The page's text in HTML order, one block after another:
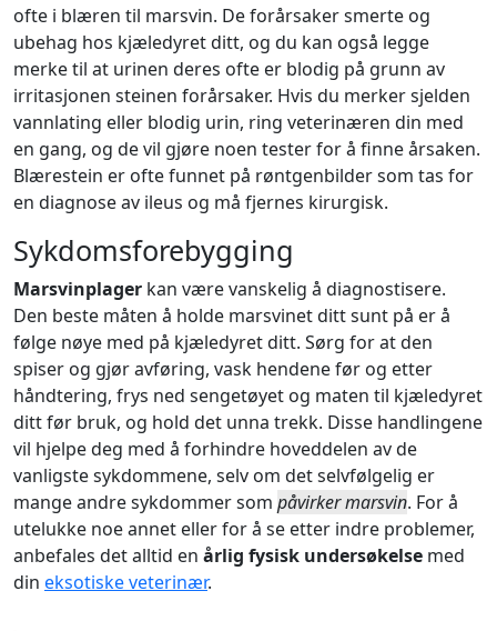
ofte i blæren til marsvin. De forårsaker smerte og
ubehag hos kjæledyret ditt, og du kan også legge
merke til at urinen deres ofte er blodig på grunn av
irritasjonen steinen forårsaker. Hvis du merker sjelden
vannlating eller blodig urin, ring veterinæren din med
en gang, og de vil gjøre noen tester for å finne årsaken.
Blærestein er ofte funnet på røntgenbilder som tas for
en diagnose av ileus og må fjernes kirurgisk.
Sykdomsforebygging
Marsvinplager kan være vanskelig å diagnostisere.
Den beste måten å holde marsvinet ditt sunt på er å
følge nøye med på kjæledyret ditt. Sørg for at den
spiser og gjør avføring, vask hendene før og etter
håndtering, frys ned sengetøyet og maten til kjæledyret
ditt før bruk, og hold det unna trekk. Disse handlingene
vil hjelpe deg med å forhindre hoveddelen av de
vanligste sykdommene, selv om det selvfølgelig er
mange andre sykdommer som påvirker marsvin. For å
utelukke noe annet eller for å se etter indre problemer,
anbefales det alltid en årlig fysisk undersøkelse med
din eksotiske veterinær.